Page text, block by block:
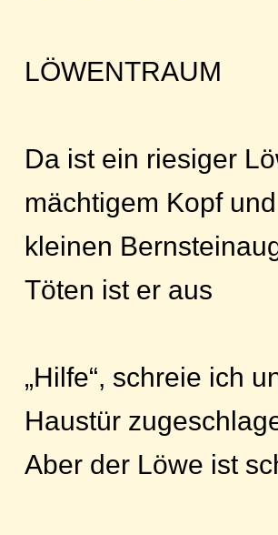
LÖWENTRAUM
Da ist ein riesiger
mächtigem Kopf
kleinen
Töten ist er aus
„Hilfe“, schreie ich
Haustür
Aber der Löwe ist